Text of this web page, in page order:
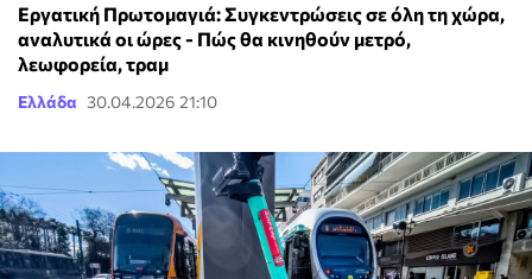
Εργατική Πρωτομαγιά: Συγκεντρώσεις σε όλη τη χώρα,
αναλυτικά οι ώρες - Πώς θα κινηθούν μετρό,
λεωφορεία, τραμ
Ελλάδα 30.04.2026 21:10